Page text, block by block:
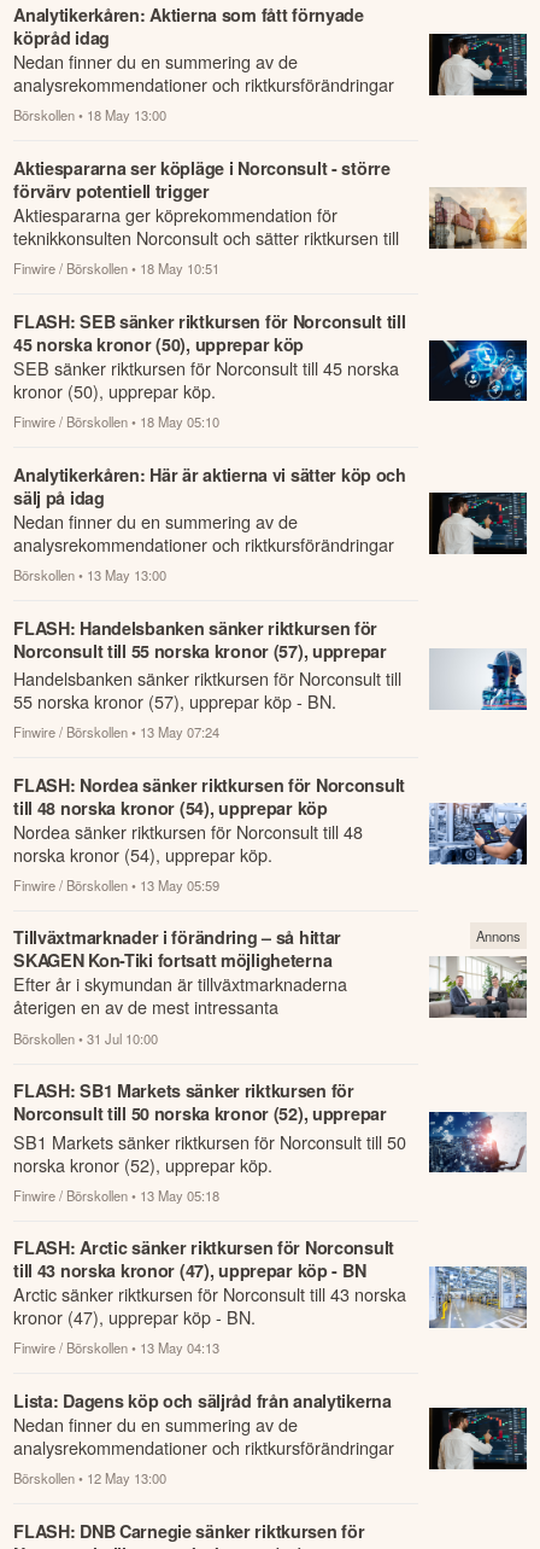
Analytikerkåren: Aktierna som fått förnyade
köpråd idag
Nedan finner du en summering av de
analysrekommendationer och riktkursförändringar
som har rapporterats om idag den 18 maj.
Börskollen • 18 May 13:00
Aktiespararna ser köpläge i Norconsult - större
förvärv potentiell trigger
Aktiespararna ger köprekommendation för
teknikkonsulten Norconsult och sätter riktkursen till
40 norska kronor.
Finwire / Börskollen • 18 May 10:51
FLASH: SEB sänker riktkursen för Norconsult till
45 norska kronor (50), upprepar köp
SEB sänker riktkursen för Norconsult till 45 norska
kronor (50), upprepar köp.
Finwire / Börskollen • 18 May 05:10
Analytikerkåren: Här är aktierna vi sätter köp och
sälj på idag
Nedan finner du en summering av de
analysrekommendationer och riktkursförändringar
som har rapporterats om idag den 13 maj.
Börskollen • 13 May 13:00
FLASH: Handelsbanken sänker riktkursen för
Norconsult till 55 norska kronor (57), upprepar
köp - BN
Handelsbanken sänker riktkursen för Norconsult till
55 norska kronor (57), upprepar köp - BN.
Finwire / Börskollen • 13 May 07:24
FLASH: Nordea sänker riktkursen för Norconsult
till 48 norska kronor (54), upprepar köp
Nordea sänker riktkursen för Norconsult till 48
norska kronor (54), upprepar köp.
Finwire / Börskollen • 13 May 05:59
Tillväxtmarknader i förändring – så hittar
SKAGEN Kon-Tiki fortsatt möjligheterna
Efter år i skymundan är tillväxtmarknaderna
återigen en av de mest intressanta
investeringsmiljöerna.
Börskollen • 31 Jul 10:00
Annons
FLASH: SB1 Markets sänker riktkursen för
Norconsult till 50 norska kronor (52), upprepar
köp
SB1 Markets sänker riktkursen för Norconsult till 50
norska kronor (52), upprepar köp.
Finwire / Börskollen • 13 May 05:18
FLASH: Arctic sänker riktkursen för Norconsult
till 43 norska kronor (47), upprepar köp - BN
Arctic sänker riktkursen för Norconsult till 43 norska
kronor (47), upprepar köp - BN.
Finwire / Börskollen • 13 May 04:13
Lista: Dagens köp och säljråd från analytikerna
Nedan finner du en summering av de
analysrekommendationer och riktkursförändringar
som har rapporterats om idag den 12 maj.
Börskollen • 12 May 13:00
FLASH: DNB Carnegie sänker riktkursen för